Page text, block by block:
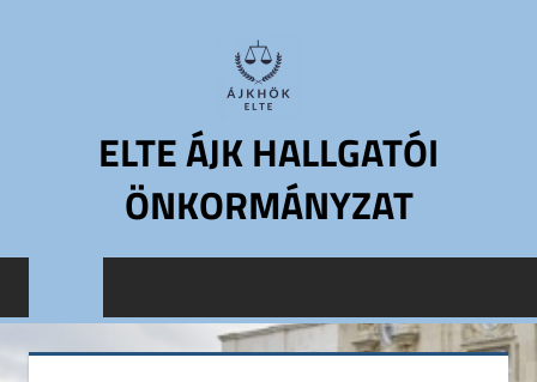
ELTE ÁJK HALLGATÓI
ÖNKORMÁNYZAT
Jogtudományi